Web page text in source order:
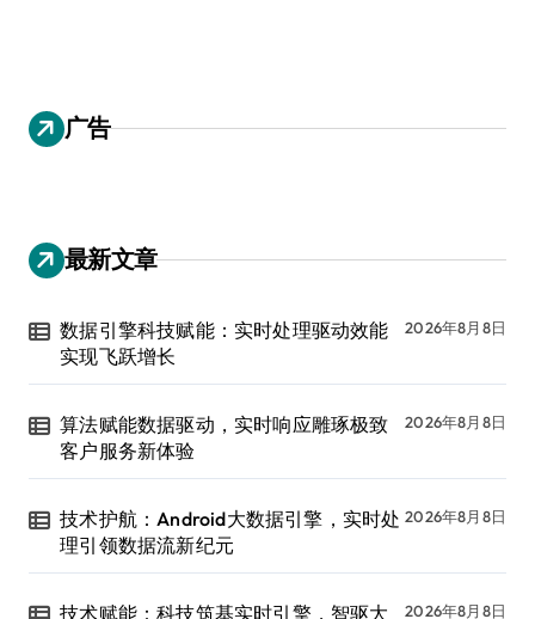
广告
最新文章
数据引擎科技赋能：实时处理驱动效能
实现飞跃增长
2026年8月8日
算法赋能数据驱动，实时响应雕琢极致
客户服务新体验
2026年8月8日
技术护航：Android大数据引擎，实时处
理引领数据流新纪元
2026年8月8日
技术赋能：科技筑基实时引擎，智驱大 2026年8月8日